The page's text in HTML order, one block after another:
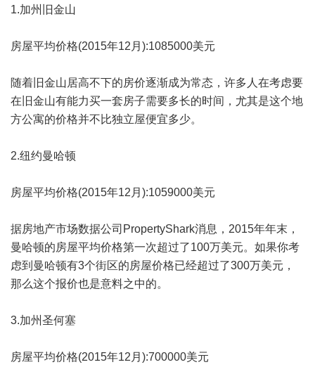
1.加州旧金山
房屋平均价格(2015年12月):1085000美元
随着旧金山居高不下的房价逐渐成为常态，许多人在考虑要
在旧金山有能力买一套房子需要多长的时间，尤其是这个地
方公寓的价格并不比独立屋便宜多少。
2.纽约曼哈顿
房屋平均价格(2015年12月):1059000美元
据房地产市场数据公司PropertyShark消息，2015年年末，
曼哈顿的房屋平均价格第一次超过了100万美元。如果你考
虑到曼哈顿有3个街区的房屋价格已经超过了300万美元，
那么这个报价也是意料之中的。
3.加州圣何塞
房屋平均价格(2015年12月):700000美元